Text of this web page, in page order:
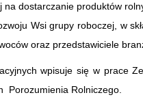
dostarczanie produktów
Wsi grupy roboczej, w
oraz przedstawiciele
wpisuje się w prace
Porozumienia Rolniczego.